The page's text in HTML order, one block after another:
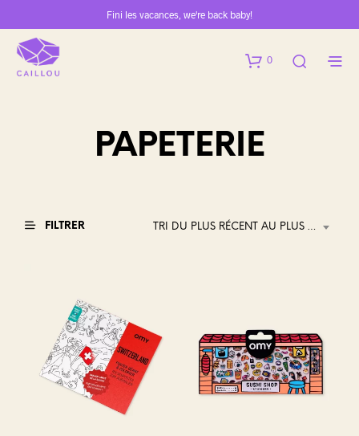
Fini les vacances, we're back baby!
0
PAPETERIE
FILTRER TRI DU PLUS RÉCENT AU PLUS ANCIEN